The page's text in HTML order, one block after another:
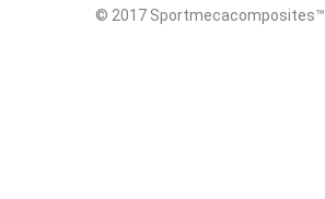
© 2017 Sportmecacomposites™